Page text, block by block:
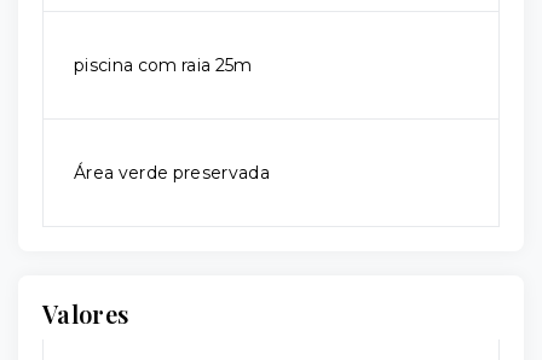
piscina com raia 25m
Área verde preservada
Valores